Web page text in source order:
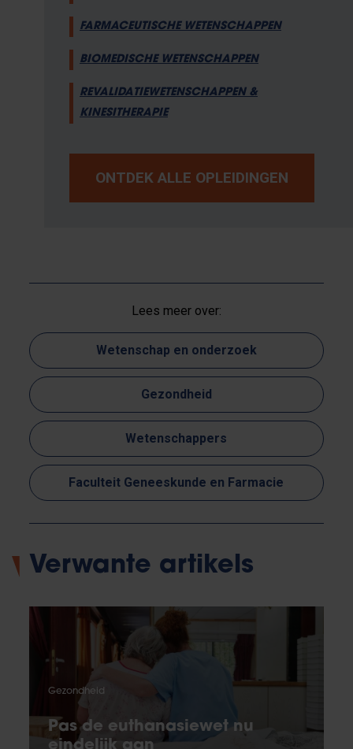
FARMACEUTISCHE WETENSCHAPPEN
BIOMEDISCHE WETENSCHAPPEN
REVALIDATIEWETENSCHAPPEN &
KINESITHERAPIE
ONTDEK ALLE OPLEIDINGEN
Lees meer over:
Wetenschap en onderzoek
Gezondheid
Wetenschappers
Faculteit Geneeskunde en Farmacie
Verwante artikels
Gezondheid
Pas de euthanasiewet nu